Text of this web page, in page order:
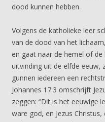
dood kunnen hebben.
Volgens de katholieke leer
van de dood van het
en gaat naar de hemel of
uitvinding uit de elfde eeuw,
gunnen iedereen een
Johannes 17:3 omschrijft
zeggen: “Dit is het eeuwige
ware god, en Jezus